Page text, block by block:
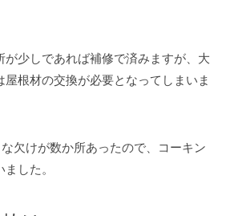
が少しであれば補修で済みますが、大
屋根材の交換が必要となってしまいま
欠けが数か所あったので、コーキン
した。